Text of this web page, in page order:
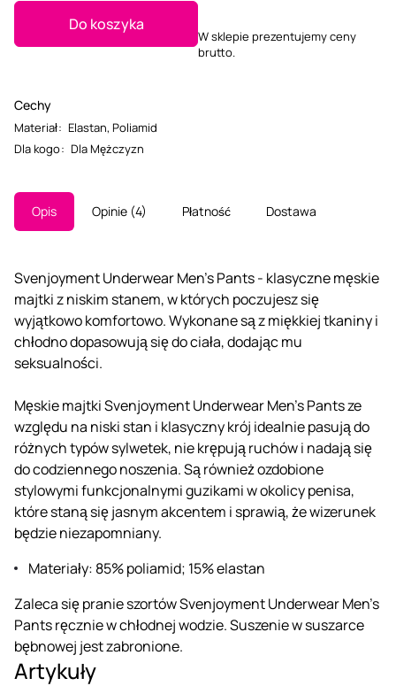
Do koszyka
Cechy
Materiał: Elastan, Poliamid
Dla kogo: Dla Mężczyzn
W sklepie prezentujemy ceny
brutto.
Opis Opinie 4 Płatność Dostawa
Svenjoyment Underwear Men's Pants - klasyczne męskie
majtki z niskim stanem, w których poczujesz się
wyjątkowo komfortowo. Wykonane są z miękkiej tkaniny i
chłodno dopasowują się do ciała, dodając mu
seksualności.
Męskie majtki Svenjoyment Underwear Men's Pants ze
względu na niski stan i klasyczny krój idealnie pasują do
różnych typów sylwetek, nie krępują ruchów i nadają się
do codziennego noszenia. Są również ozdobione
stylowymi funkcjonalnymi guzikami w okolicy penisa,
które staną się jasnym akcentem i sprawią, że wizerunek
będzie niezapomniany.
Materiały: 85% poliamid; 15% elastan
Zaleca się pranie szortów Svenjoyment Underwear Men's
Pants ręcznie w chłodnej wodzie. Suszenie w suszarce
bębnowej jest zabronione.
Artykuły